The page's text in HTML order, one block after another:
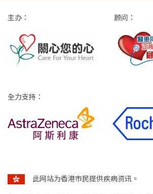
此网站为香港市民提供疾病资讯。
主办： 顾问：
全力支持：